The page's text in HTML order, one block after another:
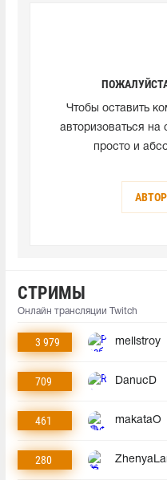
Чтобы оставить
авторизоваться на
просто и
СТРИМЫ
Онлайн трансляции Twitch
3 979 mellstroy
709 DanucD
461 makataO
280